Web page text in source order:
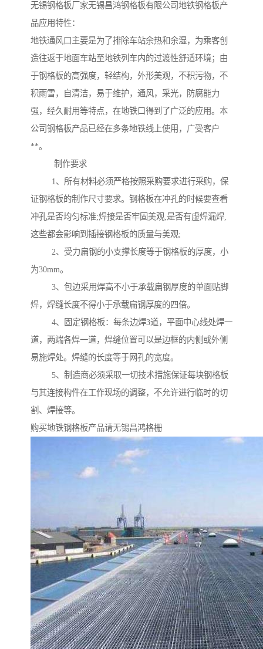
无锡钢格板厂家无锡昌鸿钢格板有限公司地铁钢格板产
品应用特性：
地铁通风口主要是为了排除车站余热和余湿，为乘客创
造往返于地面车站至地铁列车内的过渡性舒适环境；由
于钢格板的高强度，轻结构，外形美观，不积污物，不
积雨雪，自清洁，易于维护，通风，采光，防腐能力
强，经久耐用等特点，在地铁口得到了广泛的应用。本
公司钢格板产品已经在多条地铁线上使用，广受客户
**。
制作要求
1、所有材料必须严格按照采购要求进行采购，保
证钢格板的制作尺寸要求。钢格板在冲孔的时候要查看
冲孔是否均匀标准;焊接是否牢固美观,是否有虚焊漏焊,
这些都会影响到插接钢格板的质量与美观;
2、受力扁钢的小支撑长度等于钢格板的厚度，小
为30mm。
3、包边采用焊高不小于承载扁钢厚度的单面贴脚
焊，焊缝长度不得小于承载扁钢厚度的四倍。
4、固定钢格板：每条边焊3道，平面中心线处焊一
道，两端各焊一道，焊缝位置可以是边框的内侧或外侧
易施焊处。焊缝的长度等于网孔的宽度。
5、制造商必须采取一切技术措施保证每块钢格板
与其连接构件在工作现场的调整，不允许进行临时的切
割、焊接等。
购买地铁钢格板产品请无锡昌鸿格栅